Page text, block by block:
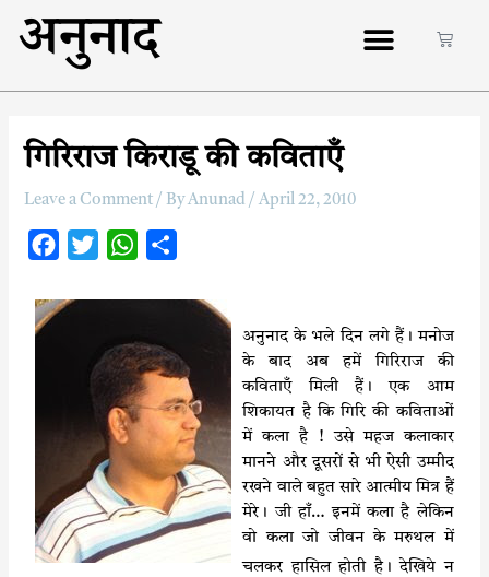
अनुनाद
गिरिराज किराडू की कविताएँ
Leave a Comment / ByAnunad/April 22, 2010
c
W
s
A
p
p
e
अनुनाद के भले दिन लगे हैं। मनोज
के बाद अब हमें गिरिराज की
कविताएँ मिली हैं। एक आम
शिकायत है कि गिरि की कविताओं
में कला है ! उसे महज कलाकार
मानने और दूसरों से भी ऐसी उम्मीद
रखने वाले बहुत सारे आत्मीय मित्र हैं
मेरे। जी हाँ… इनमें कला है लेकिन
वो कलाजो जीवन के मरुथल में
चलकर हासिल होती है। देखिये न